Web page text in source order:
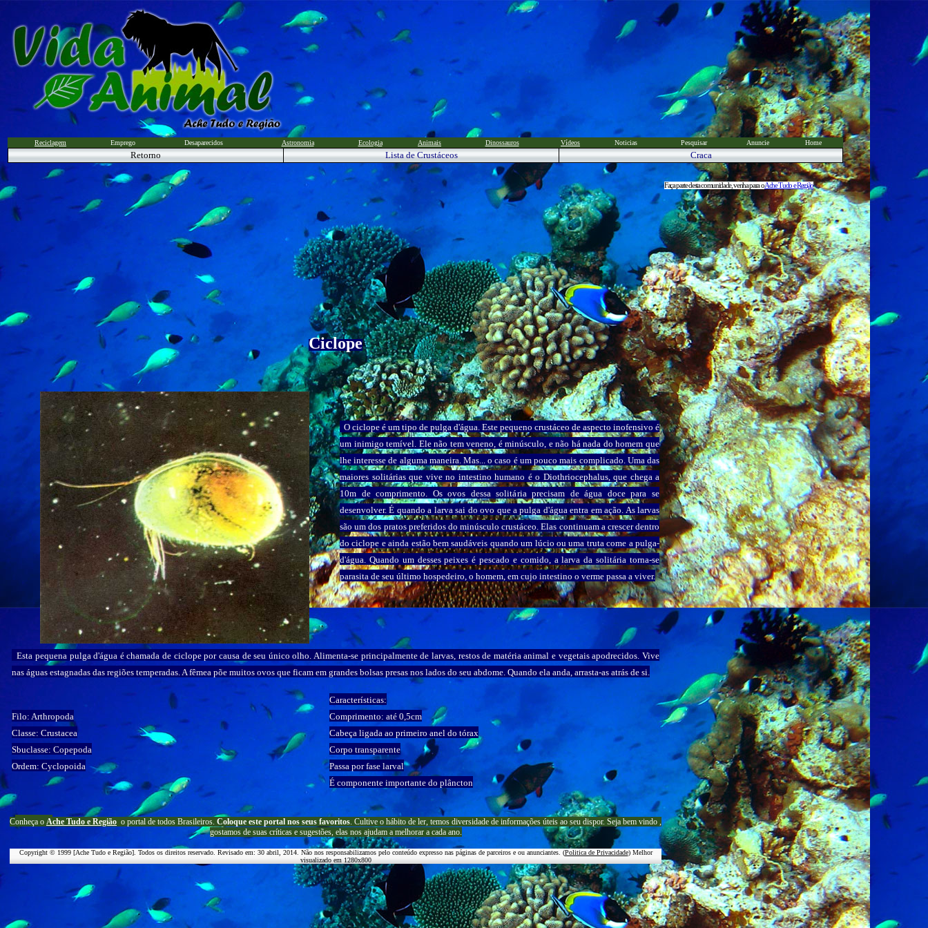
Reciclagem Emprego Desaparecidos Astronomia Ecologia Animais Dinossauros Vídeos Noticias Pesquisar Anuncie Home
Retorno Lista de Crustáceos Craca
Ciclope
O ciclope é um tipo de pulga d'água. Este pequeno crustáceo de aspecto inofensivo é
um inimigo temível. Ele não tem veneno, é minúsculo, e não há nada do homem que
lhe interesse de alguma maneira. Mas... o caso é um pouco mais complicado. Uma das
maiores solitárias que vive no intestino humano é o Diothriocephalus, que chega a
10m de comprimento. Os ovos dessa solitária precisam de água doce para se
desenvolver. É quando a larva sai do ovo que a pulga d'água entra em ação. As larvas
são um dos pratos preferidos do minúsculo crustáceo. Elas continuam a crescer dentro
do ciclope e ainda estão bem saudáveis quando um lúcio ou uma truta come a pulga-
d'água. Quando um desses peixes é pescado e comido, a larva da solitária torna-se
parasita de seu último hospedeiro, o homem, em cujo intestino o verme passa a viver.
Esta pequena pulga d'água é chamada de ciclope por causa de seu único olho. Alimenta-se principalmente de larvas, restos de matéria animal e vegetais apodrecidos. Vive
nas águas estagnadas das regiões temperadas. A fêmea põe muitos ovos que ficam em grandes bolsas presas nos lados do seu abdome. Quando ela anda, arrasta-as atrás de si.
Filo: Arthropoda
Classe: Crustacea
Sbuclasse: Copepoda
Ordem: Cyclopoida
Características:
Comprimento: até 0,5cm
Cabeça ligada ao primeiro anel do tórax
Corpo transparente
Passa por fase larval
É componente importante do plâncton
Conheça o Ache Tudo e Região o portal de todos Brasileiros. Coloque este portal nos seus favoritos. Cultive o hábito de ler, temos diversidade de informações úteis ao seu dispor. Seja bem vindo ,
gostamos de suas críticas e sugestões, elas nos ajudam a melhorar a cada ano.
Copyright © 1999 [Ache Tudo e Região]. Todos os direitos reservado. Revisado em: 30 abril, 2014. Não nos responsabilizamos pelo conteúdo expresso nas páginas de parceiros e ou anunciantes. (Politica de Privacidade) Melhor
visualizado em 1280x800
Faça parte desta comunidade, venha para oAche Tudo e Região